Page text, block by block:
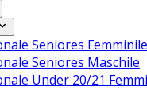
Seniores Femminile
Seniores Maschile
Under 20/21